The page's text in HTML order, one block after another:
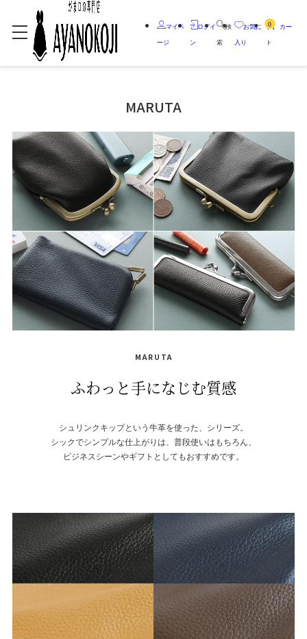
マイペ
ージ
ログイ
ン
検
索
お気に
入り
0 カー
ト
MARUTA
MARUTA
ふわっと手になじむ質感
シュリンクキップという牛革を使った、シリーズ。
シックでシンプルな仕上がりは、普段使いはもちろん、
ビジネスシーンやギフトとしてもおすすめです。